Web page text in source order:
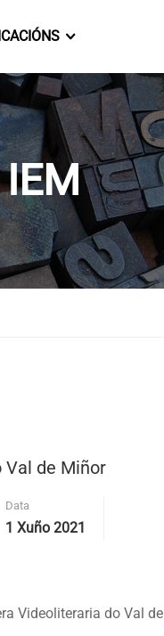
de Miñor
Data
1 Xuño 2021
Videoliteraria do Val de